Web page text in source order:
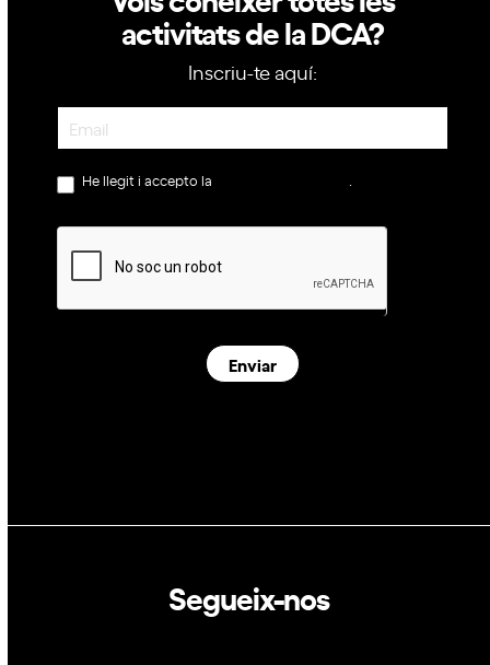
activitats de la DCA?
Inscriu-te aquí:
Newsletter
He llegit i accepto la
Enviar
Segueix-nos